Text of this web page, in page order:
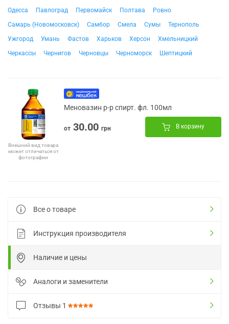
Одесса
Павлоград Первомайск Полтава
Ровно
Самарь (Новомосковск)
Самбор Смела Сумы
Тернополь
Ужгород
Умань Фастов Харьков Херсон
Хмельницкий
Черкассы
Чернигов Черновцы Черноморск Шептицкий
Внешний вид товара
может отличаться от
фотографии
Меновазин р-р спирт. фл. 100мл
от 30.00 грн В корзину
Все о товаре
Инструкция производителя
Наличие и цены
Аналоги и заменители
Отзывы 1